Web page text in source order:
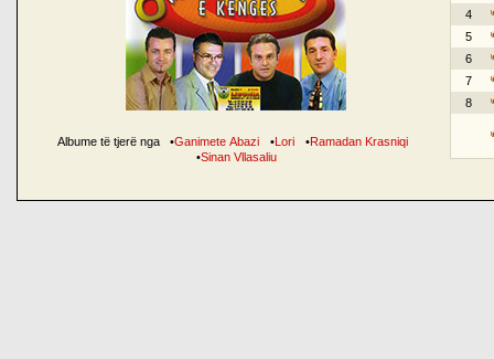
Albume të tjerë nga •Ganimete Abazi •Lori •Ramadan Krasniqi
•Sinan Vllasaliu
4
5
6
7
8